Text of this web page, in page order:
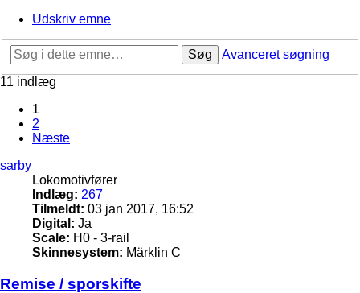
Udskriv emne
Søg
Avanceret søgning
11 indlæg
1
2
Næste
sarby
Lokomotivfører
Indlæg: 267
Tilmeldt: 03 jan 2017, 16:52
Digital: Ja
Scale: H0 - 3-rail
Skinnesystem: Märklin C
Remise / sporskifte